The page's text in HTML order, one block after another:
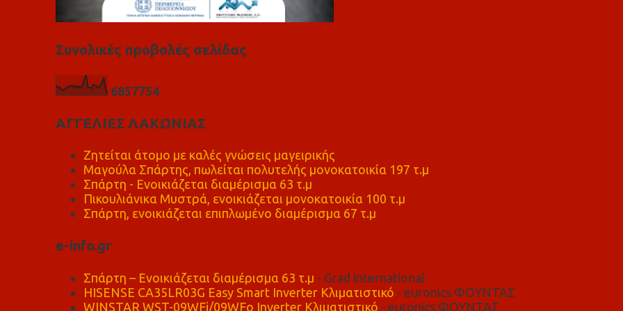
Συνολικές προβολές σελίδας
6857754
ΑΓΓΕΛΙΕΣ ΛΑΚΩΝΙΑΣ
Ζητείται άτομο με καλές γνώσεις μαγειρικής
Μαγούλα Σπάρτης, πωλείται πολυτελής μονοκατοικία 197 τ.μ
Σπάρτη - Ενοικιάζεται διαμέρισμα 63 τ.μ
Πικουλιάνικα Μυστρά, ενοικιάζεται μονοκατοικία 100 τ.μ
Σπάρτη, ενοικιάζεται επιπλωμένο διαμέρισμα 67 τ.μ
e-info.gr
Σπάρτη – Ενοικιάζεται διαμέρισμα 63 τ.μ - Grad international
HISENSE CA35LR03G Easy Smart Inverter Κλιματιστικό - euronics ΦΟΥΝΤΑΣ
WINSTAR WST-09WFi/09WFo Inverter Κλιματιστικό - euronics ΦΟΥΝΤΑΣ